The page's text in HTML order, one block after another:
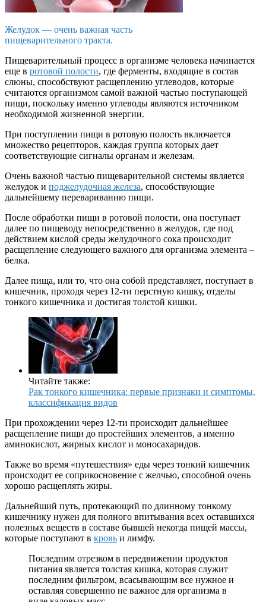
Желудок — очень важная часть
пищеварительного тракта.
Пищеварительный процесс в организме человека начинается
еще в ротовой полости, где ферменты, входящие в состав
слюны, способствуют расщеплению углеводов, которые
считаются организмом самой важной частью поступающей
пищи, поскольку именно углеводы являются источником
необходимой жизненной энергии.
При поступлении пищи в ротовую полость включается
множество рецепторов, каждая группа которых дает
соответствующие сигналы органам и железам.
Очень важной частью пищеварительной системы является
желудок и поджелудочная железа, способствующие
дальнейшему перевариванию пищи.
После обработки пищи в ротовой полости, она поступает
далее по пищеводу непосредственно в желудок, где под
действием кислой среды желудочного сока происходит
расщепление следующего важного для организма элемента –
белка.
Далее пища, или то, что она собой представляет, поступает в
кишечник, проходя через 12-ти перстную кишку, отделы
тонкого кишечника и достигая толстой кишки.
Читайте также:
Рак тонкого кишечника: первые признаки и симптомы,
классификация видов
При прохождении через 12-ти происходит дальнейшее
расщепление пищи до простейших элементов, а именно
аминокислот, жирных кислот и моносахаридов.
Также во время «путешествия» еды через тонкий кишечник
происходит ее соприкосновение с желчью, способной очень
хорошо расщеплять жиры.
Дальнейший путь, протекающий по длинному тонкому
кишечнику нужен для полного впитывания всех оставшихся
полезных веществ в составе бывшей некогда пищей массы,
которые поступают в кровь и лимфу.
Последним отрезком в передвижении продуктов
питания является толстая кишка, которая служит
последним фильтром, всасывающим все нужное и
оставляя совершенно не важное для организма в